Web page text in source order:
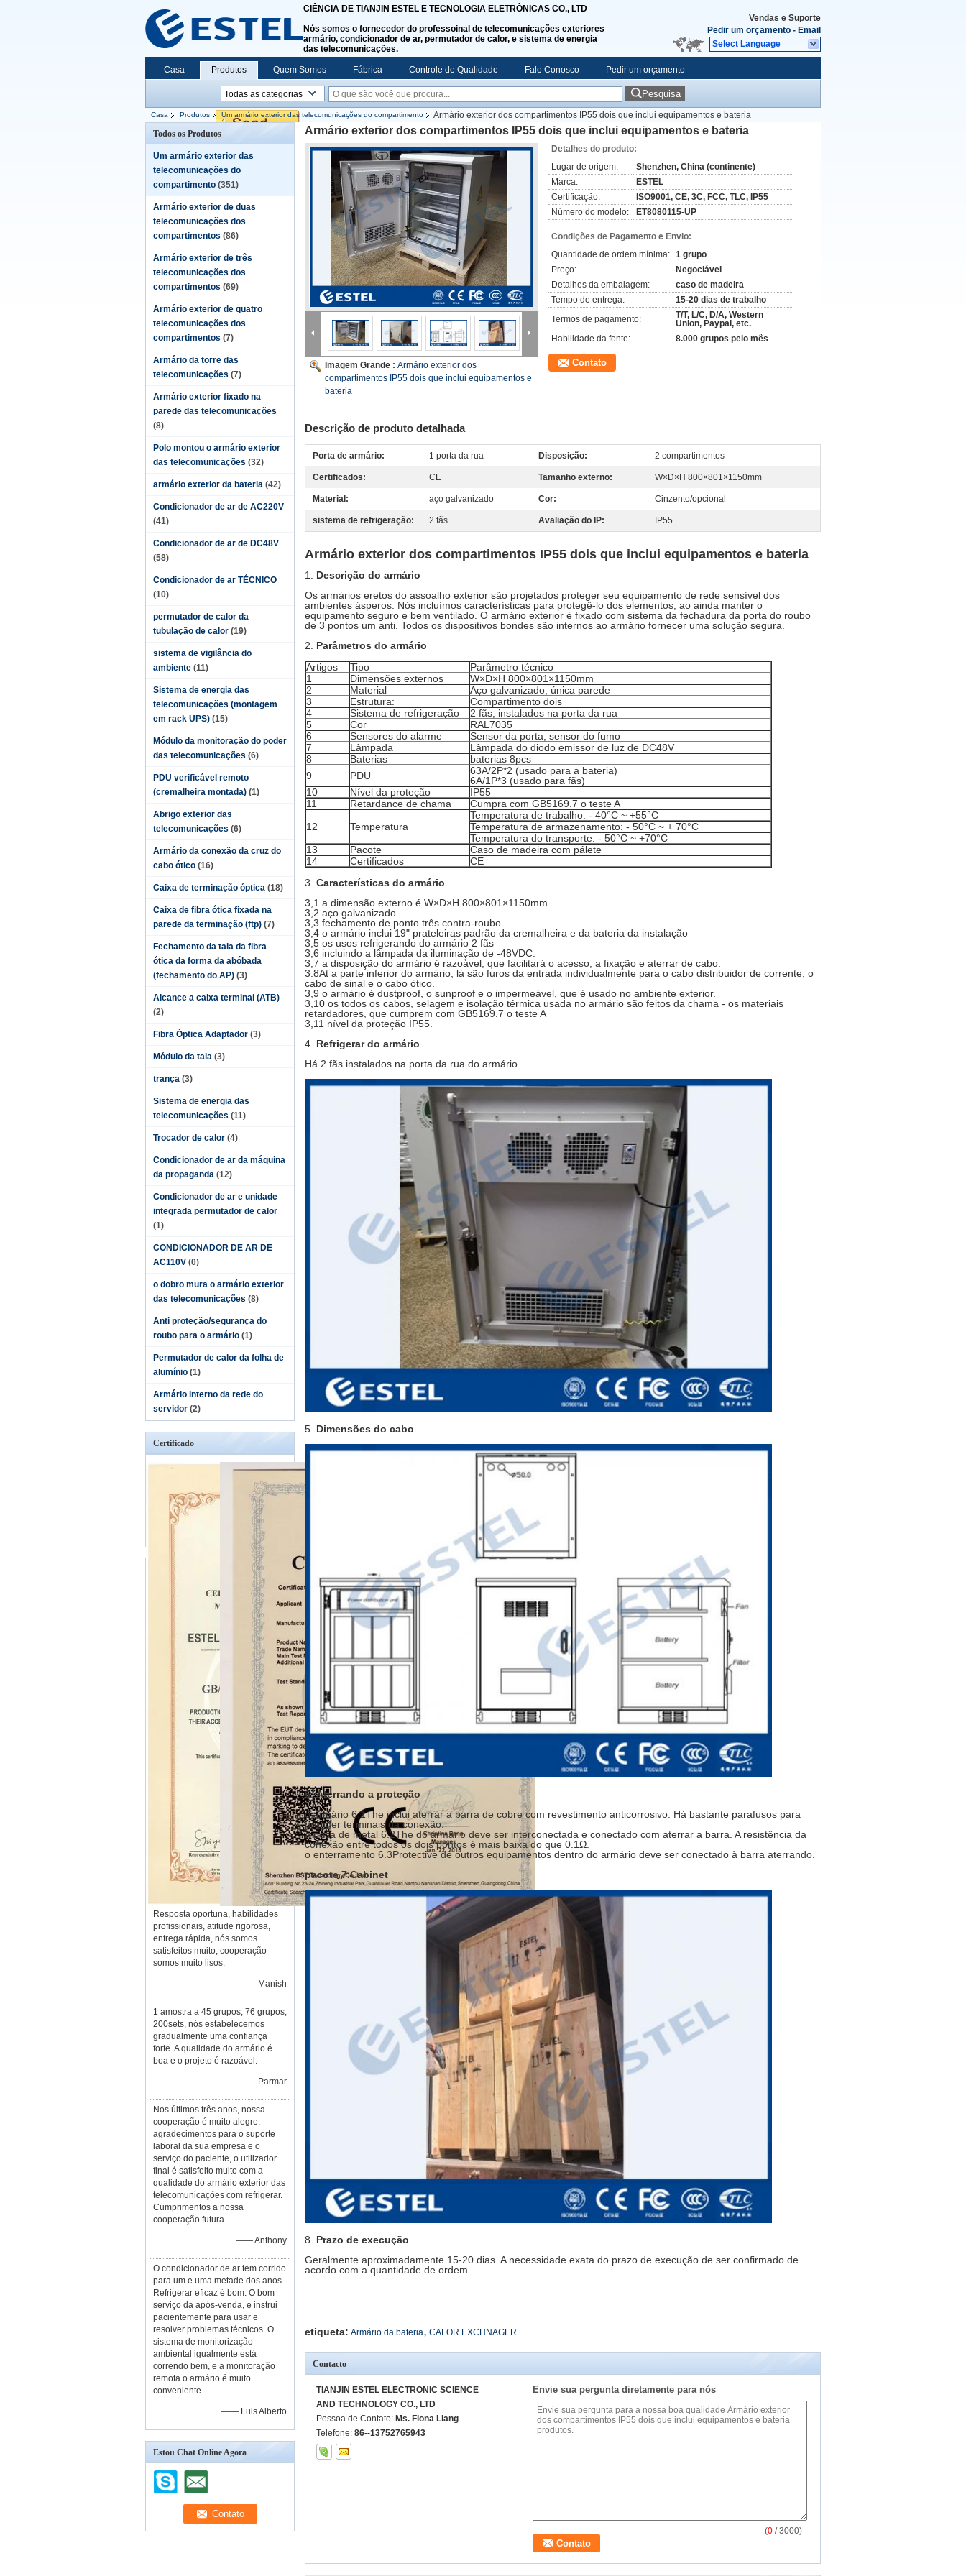
CIÊNCIA DE TIANJIN ESTEL E TECNOLOGIA ELETRÔNICAS CO., LTD
Nós somos o fornecedor do professoinal de telecomunicações exteriores
armário, condicionador de ar, permutador de calor, e sistema de energia
das telecomunicações.
Vendas e Suporte
Pedir um orçamento - Email
Select Language
Casa Produtos Quem Somos Fábrica Controle de Qualidade Fale Conosco Pedir um orçamento
Pesquisa
Casa Produtos Um armário exterior das telecomunicações do compartimento
Armário exterior dos compartimentos IP55 dois que inclui equipamentos e bateria
Todos os Produtos
Um armário exterior das
telecomunicações do
compartimento (351)
Armário exterior de duas
telecomunicações dos
compartimentos (86)
Armário exterior de três
telecomunicações dos
compartimentos (69)
Armário exterior de quatro
telecomunicações dos
compartimentos (7)
Armário da torre das
telecomunicações (7)
Armário exterior fixado na
parede das telecomunicações
(8)
Polo montou o armário exterior
das telecomunicações (32)
armário exterior da bateria (42)
Condicionador de ar de AC220V
(41)
Condicionador de ar de DC48V
(58)
Condicionador de ar TÉCNICO
(10)
permutador de calor da
tubulação de calor (19)
sistema de vigilância do
ambiente (11)
Sistema de energia das
telecomunicações (montagem
em rack UPS) (15)
Módulo da monitoração do poder
das telecomunicações (6)
PDU verificável remoto
(cremalheira montada) (1)
Abrigo exterior das
telecomunicações (6)
Armário da conexão da cruz do
cabo ótico (16)
Caixa de terminação óptica (18)
Caixa de fibra ótica fixada na
parede da terminação (ftp) (7)
Fechamento da tala da fibra
ótica da forma da abóbada
(fechamento do AP) (3)
Alcance a caixa terminal (ATB)
(2)
Fibra Óptica Adaptador (3)
Módulo da tala (3)
trança (3)
Sistema de energia das
telecomunicações (11)
Trocador de calor (4)
Condicionador de ar da máquina
da propaganda (12)
Condicionador de ar e unidade
integrada permutador de calor
(1)
CONDICIONADOR DE AR DE
AC110V (0)
o dobro mura o armário exterior
das telecomunicações (8)
Anti proteção/segurança do
roubo para o armário (1)
Permutador de calor da folha de
alumínio (1)
Armário interno da rede do
servidor (2)
Certificado
Resposta oportuna, habilidades
profissionais, atitude rigorosa,
entrega rápida, nós somos
satisfeitos muito, cooperação
somos muito lisos.
—— Manish
1 amostra a 45 grupos, 76 grupos,
200sets, nós estabelecemos
gradualmente uma confiança
forte. A qualidade do armário é
boa e o projeto é razoável.
—— Parmar
Nos últimos três anos, nossa
cooperação é muito alegre,
agradecimentos para o suporte
laboral da sua empresa e o
serviço do paciente, o utilizador
final é satisfeito muito com a
qualidade do armário exterior das
telecomunicações com refrigerar.
Cumprimentos a nossa
cooperação futura.
—— Anthony
O condicionador de ar tem corrido
para um e uma metade dos anos.
Refrigerar eficaz é bom. O bom
serviço da após-venda, e instrui
pacientemente para usar e
resolver problemas técnicos. O
sistema de monitorização
ambiental igualmente está
correndo bem, e a monitoração
remota o armário é muito
conveniente.
—— Luis Alberto
Estou Chat Online Agora
Armário exterior dos compartimentos IP55 dois que inclui equipamentos e bateria
Imagem Grande : Armário exterior dos
compartimentos IP55 dois que inclui equipamentos e
bateria
Detalhes do produto:
Lugar de origem:
Shenzhen, China (continente)
Marca:
ESTEL
Certificação:
ISO9001, CE, 3C, FCC, TLC, IP55
Número do modelo:
ET8080115-UP
Condições de Pagamento e Envio:
Quantidade de ordem mínima: 1 grupo
Preço:
Negociável
Detalhes da embalagem:
caso de madeira
Tempo de entrega:
15-20 dias de trabalho
Termos de pagamento:
T/T, L/C, D/A, Western
Union, Paypal, etc.
Habilidade da fonte:
8.000 grupos pelo mês
Contato
Descrição de produto detalhada
Porta de armário: 1 porta da rua Disposição: 2 compartimentos
Certificados: CE Tamanho externo: W×D×H 800×801×1150mm
Material: aço galvanizado Cor: Cinzento/opcional
sistema de refrigeração: 2 fãs Avaliação do IP: IP55
Armário exterior dos compartimentos IP55 dois que inclui equipamentos e bateria
1. Descrição do armário
Os armários eretos do assoalho exterior são projetados proteger seu equipamento de rede sensível dos
ambientes ásperos. Nós incluímos características para protegê-lo dos elementos, ao ainda manter o
equipamento seguro e bem ventilado. O armário exterior é fixado com sistema da fechadura da porta do roubo
de 3 pontos um anti. Todos os dispositivos bondes são internos ao armário fornecer uma solução segura.
2. Parâmetros do armário
Artigos
Tipo
Parâmetro técnico
1
Dimensões externos
W×D×H 800×801×1150mm
2
Material
Aço galvanizado, única parede
3
Estrutura:
Compartimento dois
4
Sistema de refrigeração
2 fãs, instalados na porta da rua
5
Cor
RAL7035
6
Sensores do alarme
Sensor da porta, sensor do fumo
7
Lâmpada
Lâmpada do diodo emissor de luz de DC48V
8
Baterias
baterias 8pcs
9
PDU
63A/2P*2 (usado para a bateria)
6A/1P*3 (usado para fãs)
10
Nível da proteção
IP55
11
Retardance de chama
Cumpra com GB5169.7 o teste A
12
Temperatura
Temperatura de trabalho: - 40°C ~ +55°C
Temperatura de armazenamento: - 50°C ~ + 70°C
Temperatura do transporte: - 50°C ~ +70°C
13
Pacote
Caso de madeira com pálete
14
Certificados
CE
3. Características do armário
3,1 a dimensão externo é W×D×H 800×801×1150mm
3,2 aço galvanizado
3,3 fechamento de ponto três contra-roubo
3,4 o armário inclui 19" prateleiras padrão da cremalheira e da bateria da instalação
3,5 os usos refrigerando do armário 2 fãs
3,6 incluindo a lâmpada da iluminação de -48VDC.
3,7 a disposição do armário é razoável, que facilitará o acesso, a fixação e aterrar de cabo.
3.8At a parte inferior do armário, lá são furos da entrada individualmente para o cabo distribuidor de corrente, o
cabo de sinal e o cabo ótico.
3,9 o armário é dustproof, o sunproof e o impermeável, que é usado no ambiente exterior.
3,10 os todos os cabos, selagem e isolação térmica usada no armário são feitos da chama - os materiais
retardadores, que cumprem com GB5169.7 o teste A
3,11 nível da proteção IP55.
4. Refrigerar do armário
Há 2 fãs instalados na porta da rua do armário.
5. Dimensões do cabo
6.Aterrando a proteção
o armário 6.1The inclui aterrar a barra de cobre com revestimento anticorrosivo. Há bastante parafusos para
prender terminais da conexão.
a peça de metal 6.2The do armário deve ser interconectada e conectado com aterrar a barra. A resistência da
conexão entre todos os dois pontos é mais baixa do que 0.1Ω.
o enterramento 6.3Protective de outros equipamentos dentro do armário deve ser conectado à barra aterrando.
pacote 7.Cabinet
8. Prazo de execução
Geralmente aproximadamente 15-20 dias. A necessidade exata do prazo de execução de ser confirmado de
acordo com a quantidade de ordem.
etiqueta: Armário da bateria, CALOR EXCHNAGER
Contacto
TIANJIN ESTEL ELECTRONIC SCIENCE
AND TECHNOLOGY CO., LTD
Pessoa de Contato: Ms. Fiona Liang
Telefone: 86--13752765943
Envie sua pergunta diretamente para nós
(0 / 3000)